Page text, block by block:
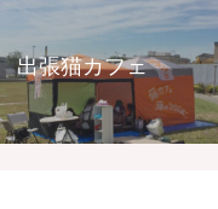
出張猫カフェ